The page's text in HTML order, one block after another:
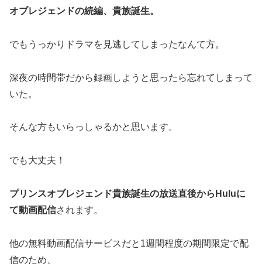
オブレジェンドの続編、貴族誕生。
でもうっかりドラマを見逃してしまったなんて方。
深夜の時間帯だから録画しようと思ったら忘れてしまって
いた。
そんな方もいらっしゃるかと思います。
でも大丈夫！
プリンスオブレジェンド貴族誕生の放送直後からHuluに
て動画配信されます。
他の無料動画配信サービスだと1週間程度の期間限定で配
信のため、